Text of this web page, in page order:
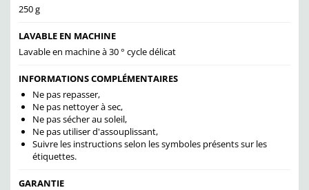
250 g
LAVABLE EN MACHINE
Lavable en machine à 30 ° cycle délicat
INFORMATIONS COMPLÉMENTAIRES
Ne pas repasser,
Ne pas nettoyer à sec,
Ne pas sécher au soleil,
Ne pas utiliser d'assouplissant,
Suivre les instructions selon les symboles présents sur les
étiquettes.
GARANTIE